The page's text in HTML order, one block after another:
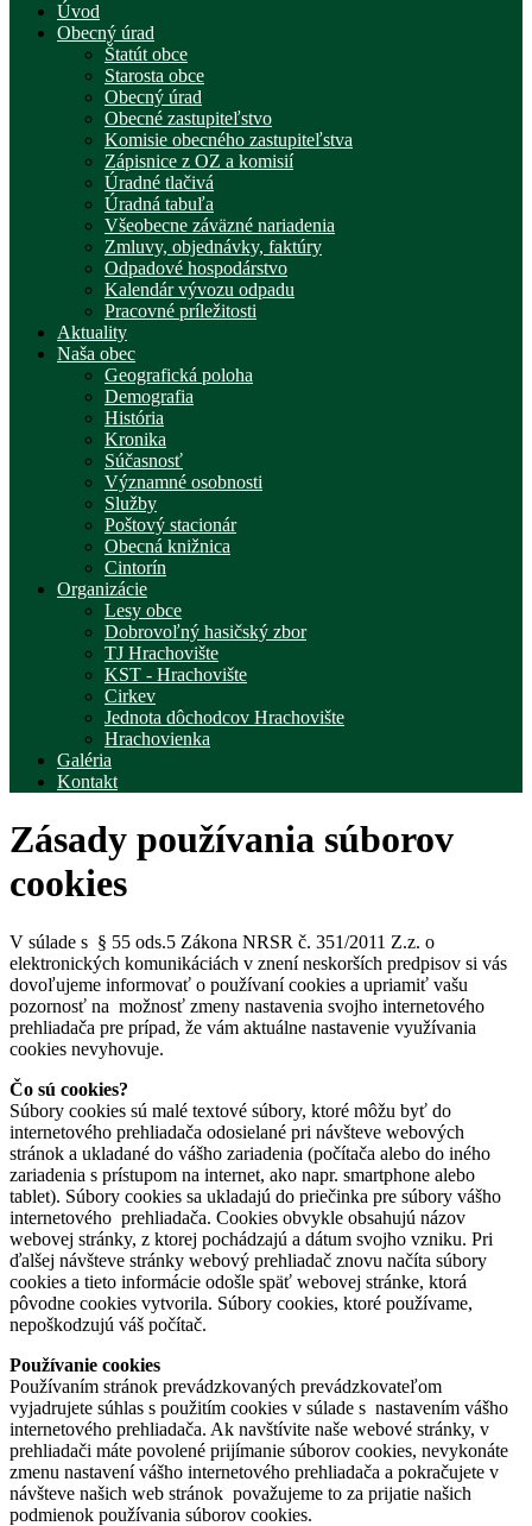
Úvod
Obecný úrad
Štatút obce
Starosta obce
Obecný úrad
Obecné zastupiteľstvo
Komisie obecného zastupiteľstva
Zápisnice z OZ a komisií
Úradné tlačivá
Úradná tabuľa
Všeobecne záväzné nariadenia
Zmluvy, objednávky, faktúry
Odpadové hospodárstvo
Kalendár vývozu odpadu
Pracovné príležitosti
Aktuality
Naša obec
Geografická poloha
Demografia
História
Kronika
Súčasnosť
Významné osobnosti
Služby
Poštový stacionár
Obecná knižnica
Cintorín
Organizácie
Lesy obce
Dobrovoľný hasičský zbor
TJ Hrachovište
KST - Hrachovište
Cirkev
Jednota dôchodcov Hrachovište
Hrachovienka
Galéria
Kontakt
Zásady používania súborov
cookies
V súlade s § 55 ods.5 Zákona NRSR č. 351/2011 Z.z. o
elektronických komunikáciách v znení neskorších predpisov si vás
dovoľujeme informovať o používaní cookies a upriamiť vašu
pozornosť na možnosť zmeny nastavenia svojho internetového
prehliadača pre prípad, že vám aktuálne nastavenie využívania
cookies nevyhovuje.
Čo sú cookies?
Súbory cookies sú malé textové súbory, ktoré môžu byť do
internetového prehliadača odosielané pri návšteve webových
stránok a ukladané do vášho zariadenia (počítača alebo do iného
zariadenia s prístupom na internet, ako napr. smartphone alebo
tablet). Súbory cookies sa ukladajú do priečinka pre súbory vášho
internetového prehliadača. Cookies obvykle obsahujú názov
webovej stránky, z ktorej pochádzajú a dátum svojho vzniku. Pri
ďalšej návšteve stránky webový prehliadač znovu načíta súbory
cookies a tieto informácie odošle späť webovej stránke, ktorá
pôvodne cookies vytvorila. Súbory cookies, ktoré používame,
nepoškodzujú váš počítač.
Používanie cookies
Používaním stránok prevádzkovaných prevádzkovateľom
vyjadrujete súhlas s použitím cookies v súlade s nastavením vášho
internetového prehliadača. Ak navštívite naše webové stránky, v
prehliadači máte povolené prijímanie súborov cookies, nevykonáte
zmenu nastavení vášho internetového prehliadača a pokračujete v
návšteve našich web stránok považujeme to za prijatie našich
podmienok používania súborov cookies.